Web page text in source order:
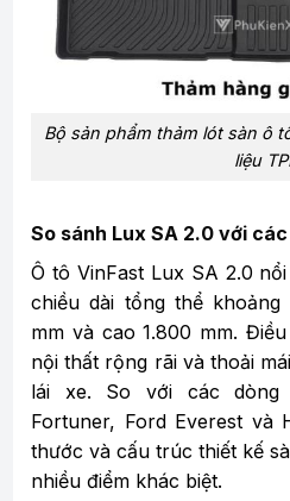
Bộ sản phẩm thảm lót sàn ô
liệu
So sánh Lux SA 2.0 với
Ô tô VinFast Lux SA 2.0
chiều dài tổng thể khoảng
mm và cao 1.800 mm.
nội thất rộng rãi và thoải
lái xe. So với các dòng
Fortuner, Ford Everest và
thước và cấu trúc thiết kế
nhiều điểm khác biệt.